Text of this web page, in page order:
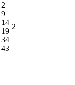
2
9
14
19
34
43
2